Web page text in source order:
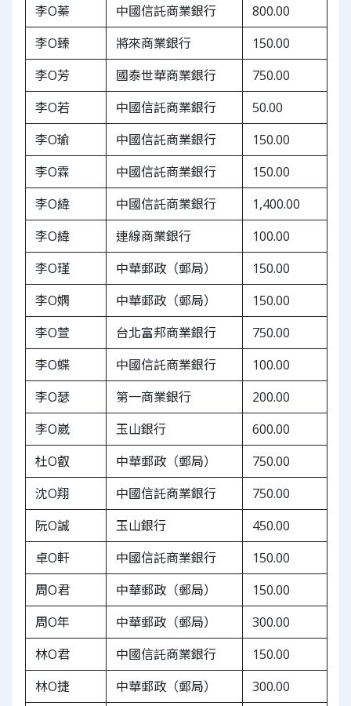
李O蓁 中國信託商業銀行
800.00
李O臻
將來商業銀行
150.00
李O芳
國泰世華商業銀行
750.00
李O若
中國信託商業銀行
50.00
李O瑜
中國信託商業銀行
150.00
李O霖
中國信託商業銀行
150.00
李O緯
中國信託商業銀行
1,400.00
李O緯
連線商業銀行
100.00
李O瑾
中華郵政（郵局）
150.00
李O嫻
中華郵政（郵局）
150.00
李O萱
台北富邦商業銀行
750.00
李O蝶
中國信託商業銀行
100.00
李O瑟
第一商業銀行
200.00
李O崴
玉山銀行
600.00
杜O叡
中華郵政（郵局）
750.00
沈O翔
中國信託商業銀行
750.00
阮O誠
玉山銀行
450.00
卓O軒
中國信託商業銀行
150.00
周O君
中華郵政（郵局）
150.00
周O年
中華郵政（郵局）
300.00
林O君
中國信託商業銀行
150.00
林O捷
中華郵政（郵局）
300.00